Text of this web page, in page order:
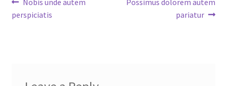
Post
navigation
post:
perspiciatis
pariatur